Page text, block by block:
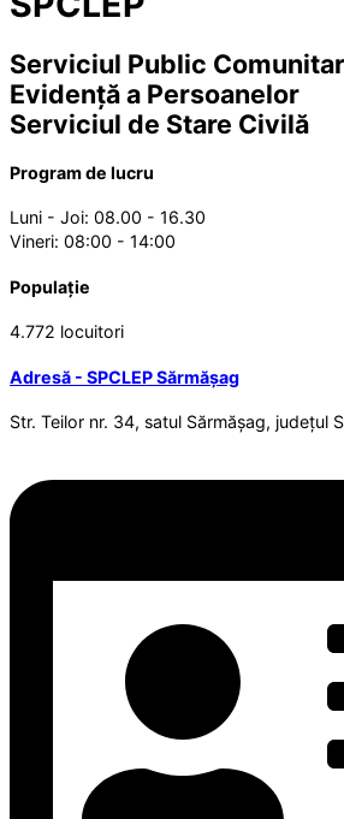
Serviciul Public
Evidență a Persoanelor
Serviciul de Stare Civilă
Program de lucru
Luni - Joi: 08.00 - 16.30
Vineri: 08:00 - 14:00
Populație
4.772 locuitori
Adresă - SPCLEP Sărmășag
Str. Teilor nr. 34, satul Sărmășag, județul